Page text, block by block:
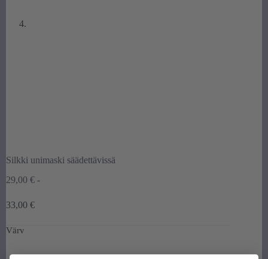
Silkki unimaski säädettävissä
29,00 € -
33,00 €Hintaluokka:
Värv